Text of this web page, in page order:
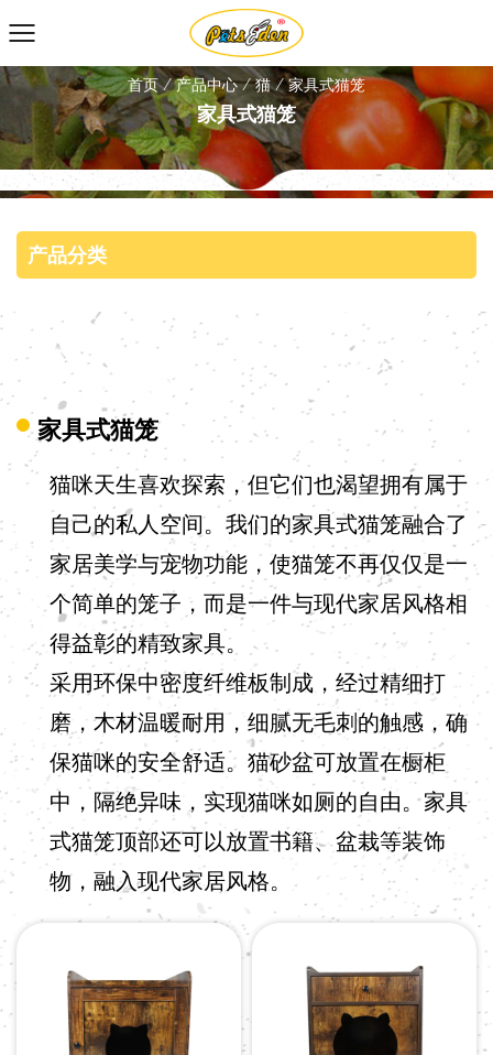
首页/产品中心/猫/家具式猫笼
家具式猫笼
产品分类
家具式猫笼
猫咪天生喜欢探索，但它们也渴望拥有属于
自己的私人空间。我们的家具式猫笼融合了
家居美学与宠物功能，使猫笼不再仅仅是一
个简单的笼子，而是一件与现代家居风格相
得益彰的精致家具。
采用环保中密度纤维板制成，经过精细打
磨，木材温暖耐用，细腻无毛刺的触感，确
保猫咪的安全舒适。猫砂盆可放置在橱柜
中，隔绝异味，实现猫咪如厕的自由。家具
式猫笼顶部还可以放置书籍、盆栽等装饰
物，融入现代家居风格。